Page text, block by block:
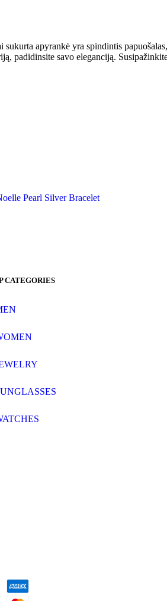
apyrankė yra spindintis
padidinsite savo eleganciją.
Pearl Silver Bracelet
CATEGORIES